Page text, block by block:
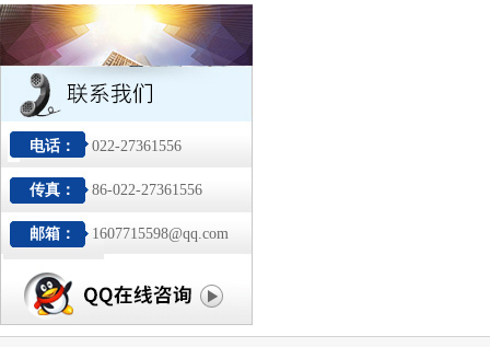
电话： 022-27361556
传真： 86-022-27361556
邮箱： 1607715598@qq.com